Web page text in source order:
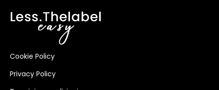
Cookie Policy
Privacy Policy